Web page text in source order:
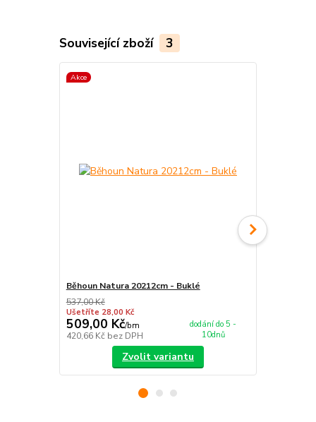
Související zboží 3
Akce
Běhoun Natura 20212cm - Buklé
537,00 Kč
Ušetříte 28,00 Kč
509,00 Kč/bm
420,66 Kč bez DPH
dodání do 5 -
10dnů
Zvolit variantu